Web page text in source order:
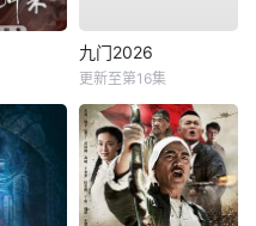
九门2026
更新至第16集